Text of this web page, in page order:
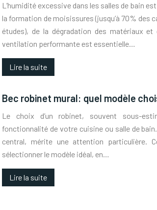
L’humidité excessive dans les salles de bain
la formation de moisissures (jusqu’à 70% des
études), de la dégradation des matériaux
ventilation performante est essentielle…
Lire la suite
Bec robinet mural: quel modèle
Le choix d’un robinet, souvent sous-
fonctionnalité de votre cuisine ou salle de
central, mérite une attention particulière.
sélectionner le modèle idéal, en…
Lire la suite